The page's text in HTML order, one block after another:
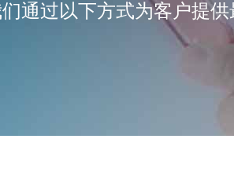
通过以下方式为客户提